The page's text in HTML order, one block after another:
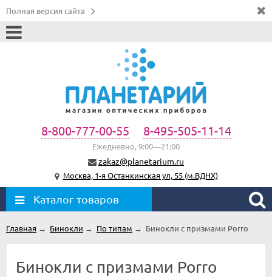
Полная версия сайта
8-800-777-00-55 8-495-505-11-14
Ежедневно, 9:00—21:00
zakaz@planetarium.ru
Москва, 1-я Останкинская ул, 55 (м.ВДНХ)
Каталог товаров
Главная → Бинокли → По типам → Бинокли с призмами Porro
Бинокли с призмами Porro